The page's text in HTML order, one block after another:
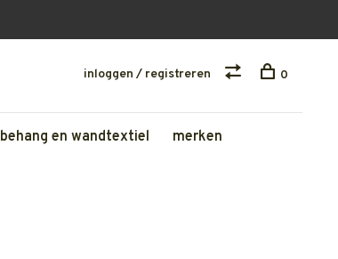
behang en wandtextiel merken
inloggen / registreren 0